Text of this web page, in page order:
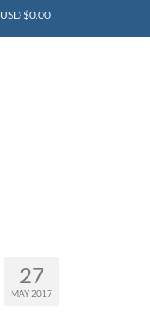
USD $0.00
27
MAY 2017